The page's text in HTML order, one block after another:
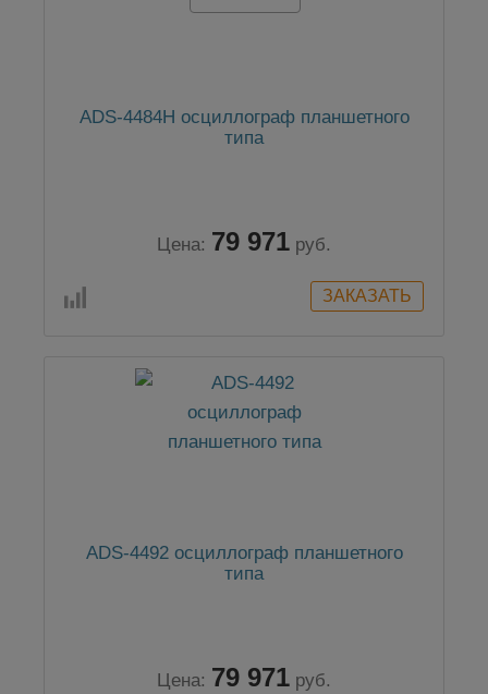
ADS-4484H осциллограф планшетного
типа
Цена: 79 971 руб.
ADS-4492 осциллограф планшетного
типа
Цена: 79 971 руб.